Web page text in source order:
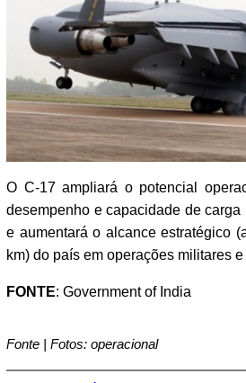
O C-17 ampliará o potencial
desempenho e capacidade de
e aumentará o alcance estratégico
km) do país em operações militares
FONTE: Government of India
Fonte | Fotos: operacional